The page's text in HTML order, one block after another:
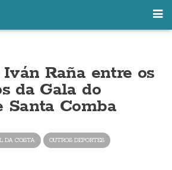
Raña entre os
da Gala do
Santa Comba
DA COSTA OUTROS DEPORTES